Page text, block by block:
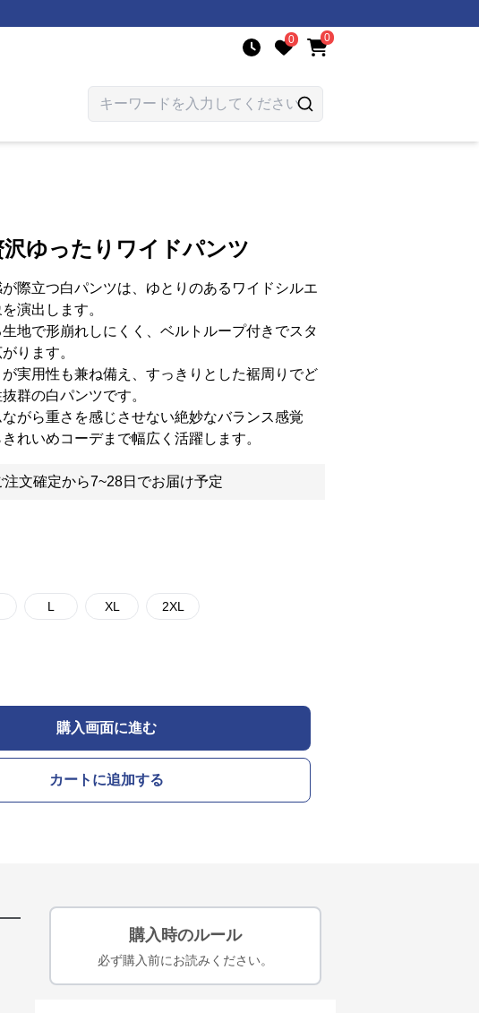
0 0
ゆったりワイドパンツ
際立つ白パンツは、ゆとりのあるワイドシルエ
演出します。
地で形崩れしにくく、ベルトループ付きでスタ
ります。
実用性も兼ね備え、すっきりとした裾周りでど
群の白パンツです。
がら重さを感じさせない絶妙なバランス感覚
れいめコーデまで幅広く活躍します。
注文確定から7~28日でお届け予定
L XL 2XL
購入画面に進む
カートに追加する
購入時のルール
必ず購入前にお読みください。